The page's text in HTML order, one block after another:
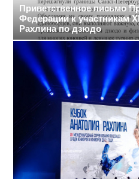
Приветственное письмо
Федерации к участникам
Рахлина по дзюдо